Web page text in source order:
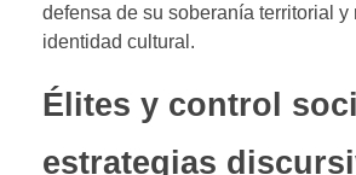
defensa de su soberanía territorial y
identidad cultural.
Élites y control
estrategias